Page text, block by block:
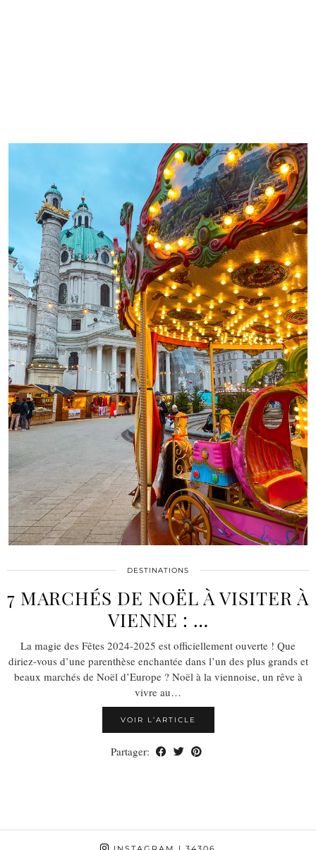
DESTINATIONS
7 MARCHÉS DE NOËL À VISITER À
VIENNE : …
La magie des Fêtes 2024-2025 est officiellement ouverte ! Que
diriez-vous d’une parenthèse enchantée dans l’un des plus grands et
beaux marchés de Noël d’Europe ? Noël à la viennoise, un rêve à
vivre au…
VOIR L’ARTICLE
Partager: